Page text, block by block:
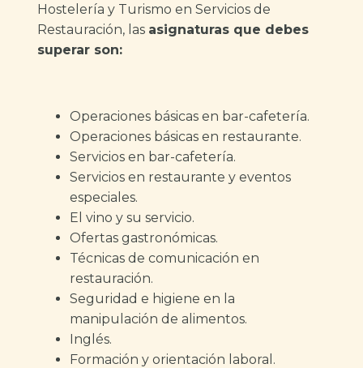
Hostelería y Turismo en Servicios de
Restauración, las asignaturas que debes
superar son:
Operaciones básicas en bar-cafetería.
Operaciones básicas en restaurante.
Servicios en bar-cafetería.
Servicios en restaurante y eventos
especiales.
El vino y su servicio.
Ofertas gastronómicas.
Técnicas de comunicación en
restauración.
Seguridad e higiene en la
manipulación de alimentos.
Inglés.
Formación y orientación laboral.